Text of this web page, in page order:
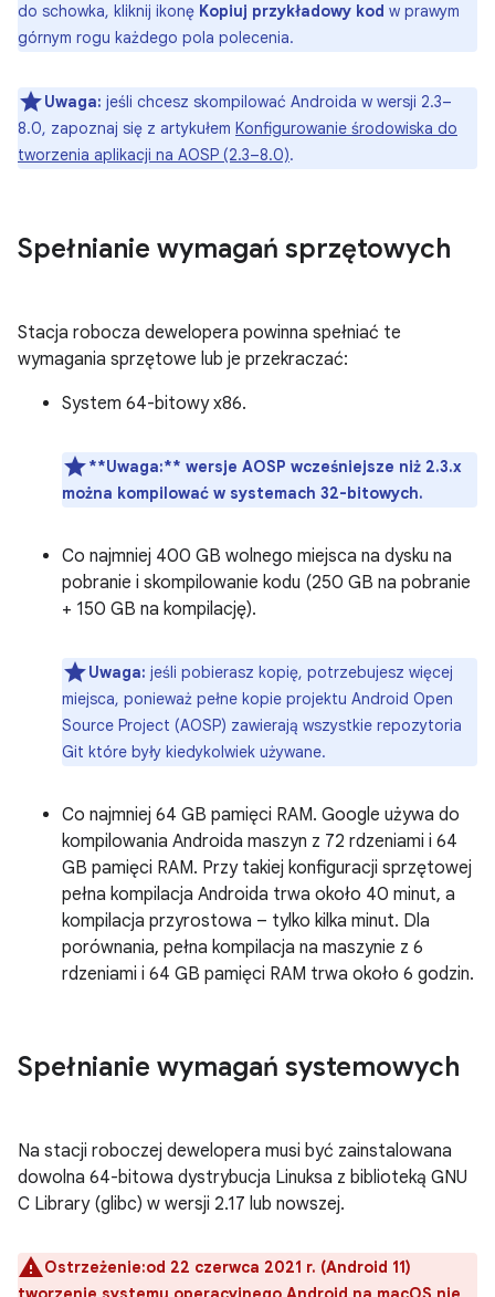
do schowka, kliknij ikonę Kopiuj przykładowy kod w prawym
górnym rogu każdego pola polecenia.
Uwaga: jeśli chcesz skompilować Androida w wersji 2.3–
8.0, zapoznaj się z artykułem Konfigurowanie środowiska do
tworzenia aplikacji na AOSP (2.3–8.0).
Spełnianie wymagań sprzętowych
Stacja robocza dewelopera powinna spełniać te
wymagania sprzętowe lub je przekraczać:
System 64-bitowy x86.
**Uwaga:** wersje AOSP wcześniejsze niż 2.3.x
można kompilować w systemach 32-bitowych.
Co najmniej 400 GB wolnego miejsca na dysku na
pobranie i skompilowanie kodu (250 GB na pobranie
+ 150 GB na kompilację).
Uwaga: jeśli pobierasz kopię, potrzebujesz więcej
miejsca, ponieważ pełne kopie projektu Android Open
Source Project (AOSP) zawierają wszystkie repozytoria
Git które były kiedykolwiek używane.
Co najmniej 64 GB pamięci RAM. Google używa do
kompilowania Androida maszyn z 72 rdzeniami i 64
GB pamięci RAM. Przy takiej konfiguracji sprzętowej
pełna kompilacja Androida trwa około 40 minut, a
kompilacja przyrostowa – tylko kilka minut. Dla
porównania, pełna kompilacja na maszynie z 6
rdzeniami i 64 GB pamięci RAM trwa około 6 godzin.
Spełnianie wymagań systemowych
Na stacji roboczej dewelopera musi być zainstalowana
dowolna 64-bitowa dystrybucja Linuksa z biblioteką GNU
C Library (glibc) w wersji 2.17 lub nowszej.
Ostrzeżenie:od 22 czerwca 2021 r. (Android 11)